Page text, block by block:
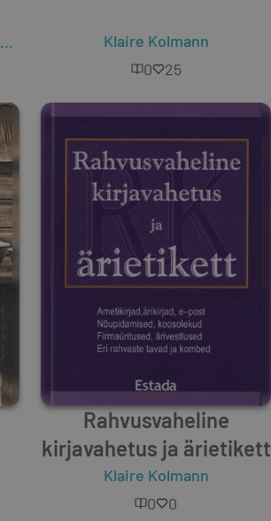
Richard Béliveau ,Maire Suitsu
Klaire Kolmann
0
25
Rahvusvaheline
kirjavahetus ja ärietikett
Klaire Kolmann
0
0